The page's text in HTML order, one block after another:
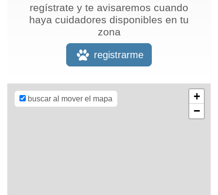
regístrate y te avisaremos cuando
haya cuidadores disponibles en tu
zona
registrarme
buscar al mover el mapa
+
−
OpenStreetMap
CC-BY-SA